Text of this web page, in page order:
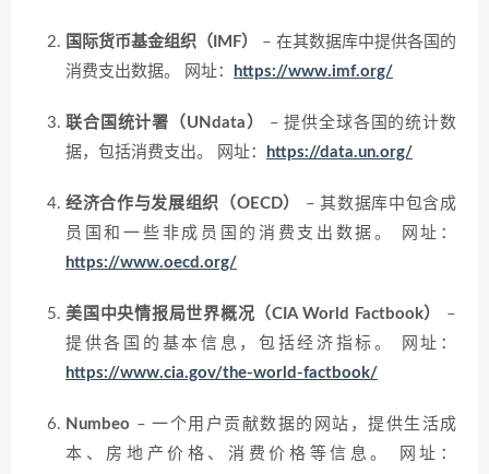
国际货币基金组织（IMF）
– 在其数据库中提供各国的
消费支出数据。
网址： https://www.imf.org/
联合国统计署（UNdata）
– 提供全球各国的统计数
据，包括消费支出。
网址： https://data.un.org/
经济合作与发展组织（OECD）
– 其数据库中包含成
员国和一些非成员国的消费支出数据。
网址：
https://www.oecd.org/
美国中央情报局世界概况（CIA World Factbook）
–
提供各国的基本信息，包括经济指标。
网址：
https://www.cia.gov/the-world-factbook/
Numbeo – 一个用户贡献数据的网站，提供生活成
本、房地产价格、消费价格等信息。
网址：